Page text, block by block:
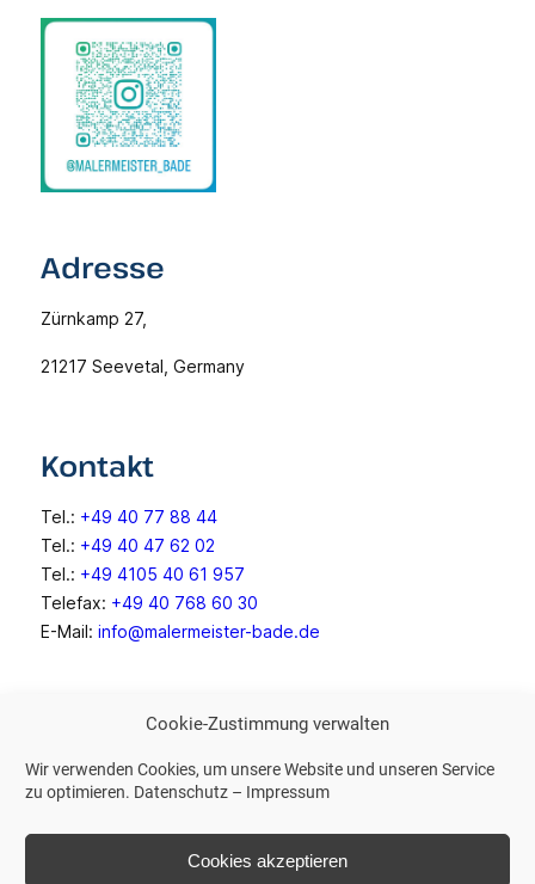
Cookie-Zustimmung verwalten
Wir verwenden Cookies, um unsere Website und unseren Service
zu optimieren. Datenschutz – Impressum
Cookies akzeptieren
Adresse
Zürnkamp 27,
21217 Seevetal, Germany
Kontakt
Tel.: +49 40 77 88 44
Tel.: +49 40 47 62 02
Tel.: +49 4105 40 61 957
Telefax: +49 40 768 60 30
E-Mail: info@malermeister-bade.de
Weitere Links
Impressum